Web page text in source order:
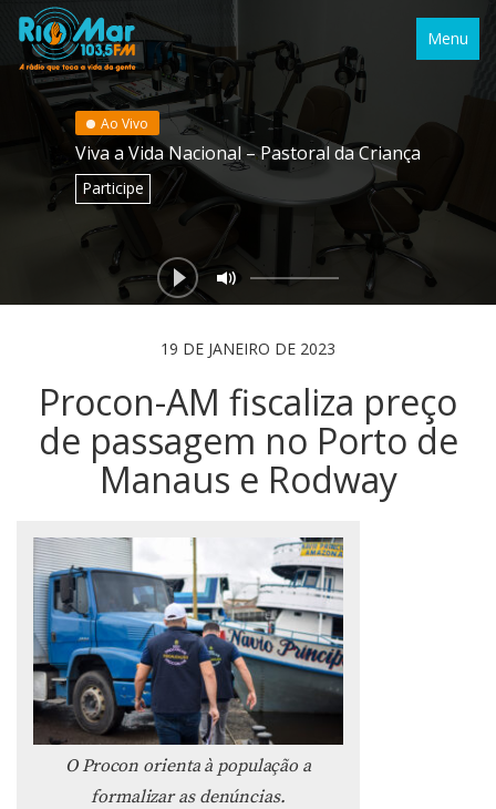
Menu
Ao Vivo
Viva a Vida Nacional – Pastoral da Criança
Participe
19 DE JANEIRO DE 2023
Procon-AM fiscaliza preço
de passagem no Porto de
Manaus e Rodway
O Procon orienta à população a
formalizar as denúncias.